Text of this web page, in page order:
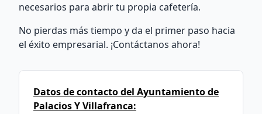
necesarios para abrir tu propia cafetería.
No pierdas más tiempo y da el primer paso hacia
el éxito empresarial. ¡Contáctanos ahora!
Datos de contacto del Ayuntamiento de
Palacios Y Villafranca: